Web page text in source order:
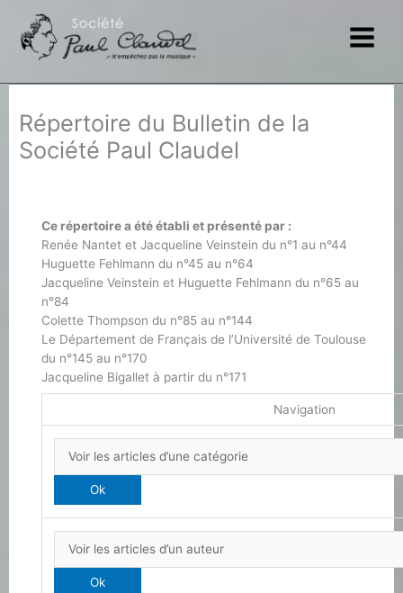
contenu
Répertoire du Bulletin de la
Société Paul Claudel
Ce répertoire a été établi et présenté par :
Renée Nantet et Jacqueline Veinstein du n°1 au n°44
Huguette Fehlmann du n°45 au n°64
Jacqueline Veinstein et Huguette Fehlmann du n°65 au
n°84
Colette Thompson du n°85 au n°144
Le Département de Français de l’Université de Toulouse
du n°145 au n°170
Jacqueline Bigallet à partir du n°171
Navigation